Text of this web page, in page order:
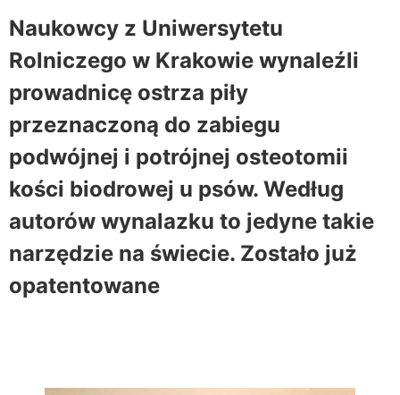
Naukowcy z Uniwersytetu
Rolniczego w Krakowie wynaleźli
prowadnicę ostrza piły
przeznaczoną do zabiegu
podwójnej i potrójnej osteotomii
kości biodrowej u psów. Według
autorów wynalazku to jedyne takie
narzędzie na świecie. Zostało już
opatentowane